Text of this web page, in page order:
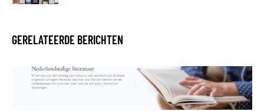
GERELATEERDE BERICHTEN